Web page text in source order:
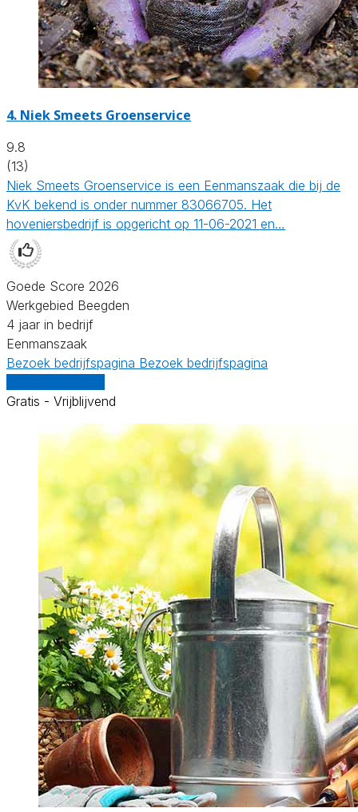
4. Niek Smeets Groenservice
9.8
(13)
Niek Smeets Groenservice is een Eenmanszaak die bij de
KvK bekend is onder nummer 83066705. Het
hoveniersbedrijf is opgericht op 11-06-2021 en…
Goede Score 2026
Werkgebied Beegden
4 jaar in bedrijf
Eenmanszaak
Bezoek bedrijfspagina Bezoek bedrijfspagina
Gratis - Vrijblijvend